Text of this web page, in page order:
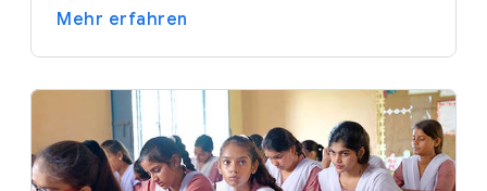
Mehr erfahren